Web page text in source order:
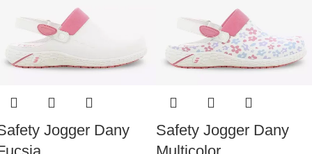
Jogger Dany
Safety Jogger Dany